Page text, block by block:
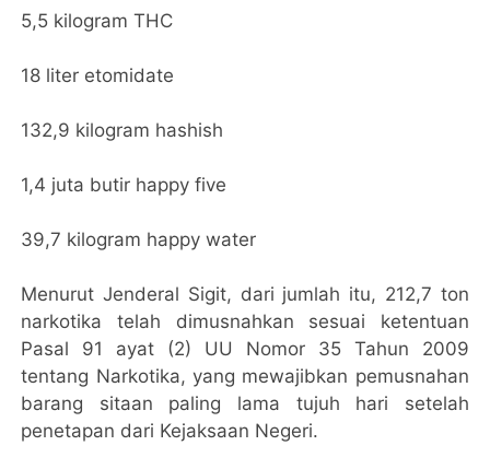
5,5 kilogram THC
18 liter etomidate
132,9 kilogram hashish
1,4 juta butir happy five
39,7 kilogram happy water
Menurut Jenderal Sigit, dari jumlah itu, 212,7 ton
narkotika telah dimusnahkan sesuai ketentuan
Pasal 91 ayat (2) UU Nomor 35 Tahun 2009
tentang Narkotika, yang mewajibkan pemusnahan
barang sitaan paling lama tujuh hari setelah
penetapan dari Kejaksaan Negeri.